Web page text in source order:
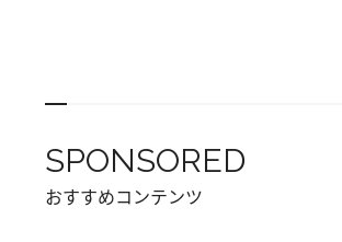
SPONSORED
おすすめコンテンツ